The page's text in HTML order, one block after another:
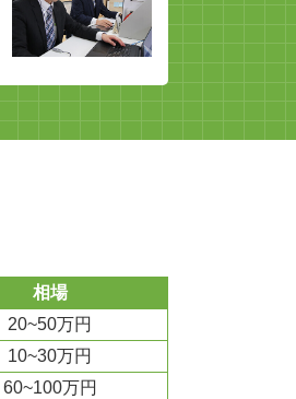
相場
20~50万円
10~30万円
60~100万円